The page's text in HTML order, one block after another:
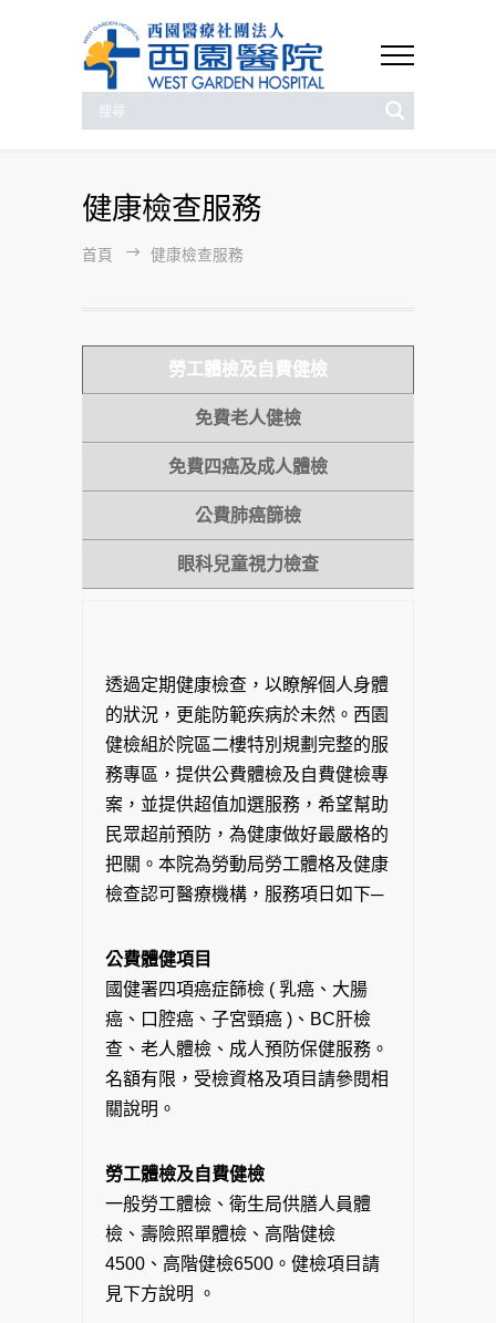
健康檢查服務
首頁 健康檢查服務
勞工體檢及自費健檢
免費老人健檢
免費四癌及成人體檢
公費肺癌篩檢
眼科兒童視力檢查
透過定期健康檢查，以瞭解個人身體
的狀況，更能防範疾病於未然。西園
健檢組於院區二樓特別規劃完整的服
務專區，提供公費體檢及自費健檢專
案，並提供超值加選服務，希望幫助
民眾超前預防，為健康做好最嚴格的
把關。本院為勞動局勞工體格及健康
檢查認可醫療機構，服務項日如下─
公費體健項目
國健署四項癌症篩檢 ( 乳癌、大腸
癌、口腔癌、子宮頸癌 )、BC肝檢
查、老人體檢、成人預防保健服務。
名額有限，受檢資格及項目請參閱相
關說明。
勞工體檢及自費健檢
一般勞工體檢、衛生局供膳人員體
檢、壽險照單體檢、高階健檢
4500、高階健檢6500。健檢項目請
見下方說明 。